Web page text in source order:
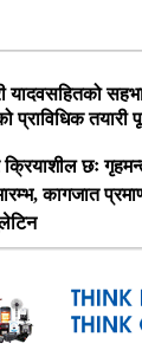
यादवसहितको
प्राविधिक
क्रियाशील छः
कागजात